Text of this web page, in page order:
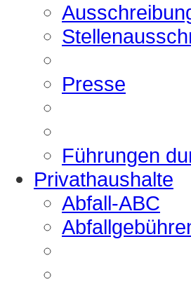
Presse
Führungen
Privathaushalte
Abfall-ABC